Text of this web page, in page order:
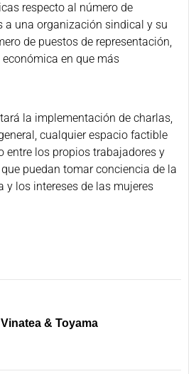
respecto al número de
una organización sindical y su
de puestos de representación,
en que más
la implementación de charlas,
cualquier espacio factible
entre los propios trabajadores y
puedan tomar conciencia de la
y los intereses de las mujeres
Vinatea & Toyama